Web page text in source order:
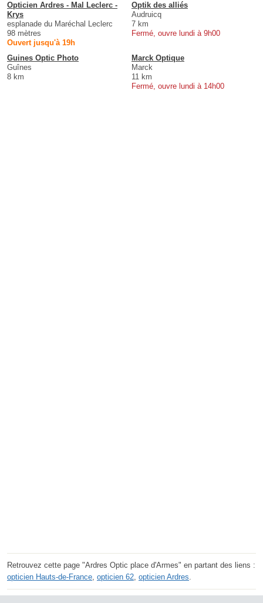
Opticien Ardres - Mal Leclerc -
Krys
esplanade du Maréchal Leclerc
98 mètres
Ouvert jusqu'à 19h
Optik des alliés
Audruicq
7 km
Fermé, ouvre lundi à 9h00
Guines Optic Photo
Guînes
8 km
Marck Optique
Marck
11 km
Fermé, ouvre lundi à 14h00
Retrouvez cette page "Ardres Optic place d'Armes" en partant des liens :
opticien Hauts-de-France, opticien 62, opticien Ardres.